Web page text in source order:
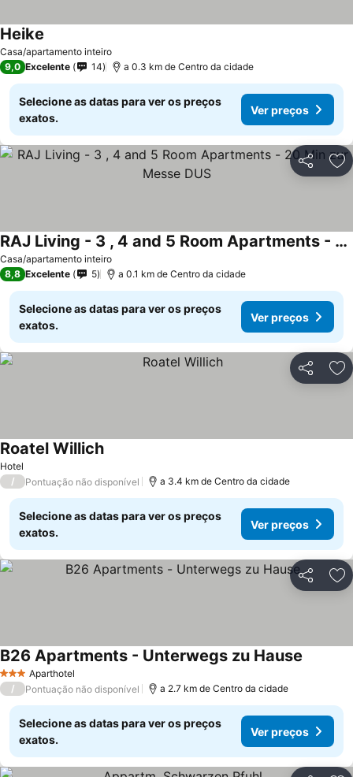
Casa/apartamento inteiro
Heike
9,0 Excelente 14 a 0.3 km de Centro da cidade
Selecione as datas para ver os preços
exatos.
Ver preços
Partilhar
Casa/apartamento inteiro
RAJ Living - 3 , 4 and 5 Room Apartments - 20 Min zur Messe DUS
8,8 Excelente 5 a 0.1 km de Centro da cidade
Selecione as datas para ver os preços
exatos.
Ver preços
Partilhar
Hotel
Roatel Willich
/ Pontuação não disponível a 3.4 km de Centro da cidade
Selecione as datas para ver os preços
exatos.
Ver preços
Partilhar
3 EstrelasAparthotel
B26 Apartments - Unterwegs zu Hause
/ Pontuação não disponível a 2.7 km de Centro da cidade
Selecione as datas para ver os preços
exatos.
Ver preços